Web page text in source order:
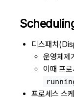
디스패치
운영체제
이때 프
프로세스 스